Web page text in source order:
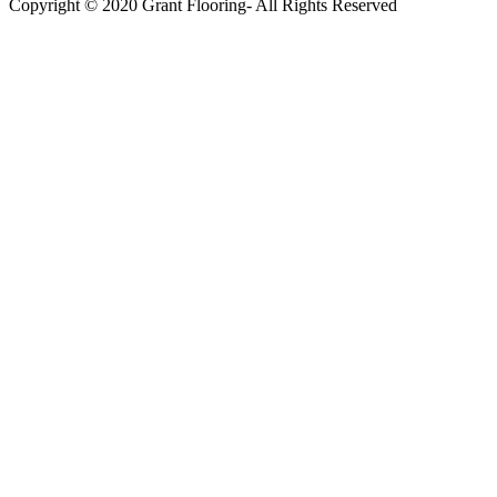
Copyright © 2020 Grant Flooring- All Rights Reserved